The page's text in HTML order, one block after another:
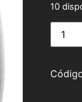
10